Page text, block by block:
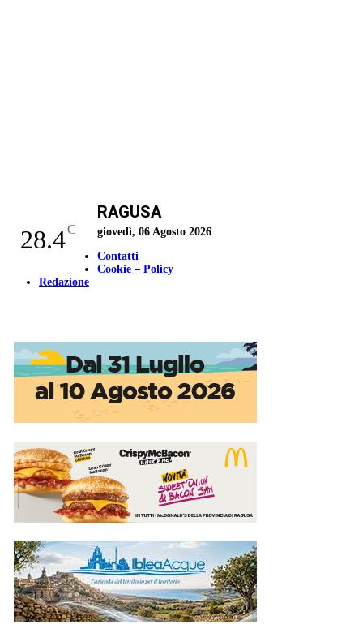
28.4C
RAGUSA
giovedì, 06 Agosto 2026
Contatti
Cookie – Policy
Redazione